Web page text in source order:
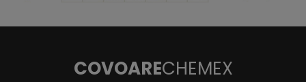
COVOARECHEMEX